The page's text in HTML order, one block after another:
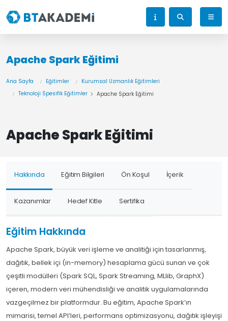
Apache Spark Eğitimi
Ana Sayfa Eğitimler
Kurumsal Uzmanlık Eğitimleri
Teknoloji Spesifik Eğitimler
Apache Spark Eğitimi
Apache Spark Eğitimi
Hakkında Eğitim Bilgileri Ön Koşul İçerik
Kazanımlar Hedef Kitle Sertifika
Eğitim Hakkında
Apache Spark, büyük veri işleme ve analitiği için tasarlanmış,
dağıtık, bellek içi (in-memory) hesaplama gücü sunan ve çok
çeşitli modülleri (Spark SQL, Spark Streaming, MLlib, GraphX)
içeren, modern veri mühendisliği ve analitik uygulamalarında
vazgeçilmez bir platformdur. Bu eğitim, Apache Spark’ın
mimarisi, temel API’leri, performans optimizasyonu, dağıtık işleyişi